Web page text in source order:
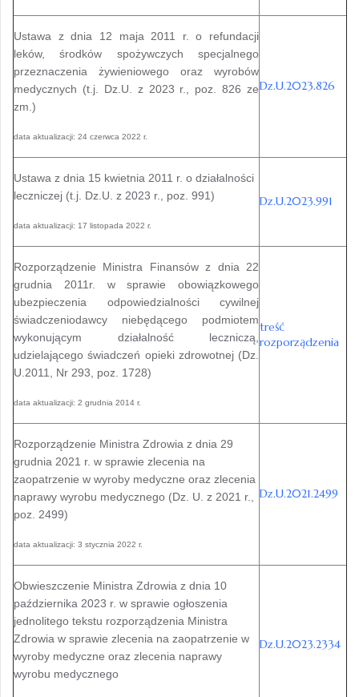
Ustawa z dnia 12 maja 2011 r. o refundacji
leków, środków spożywczych specjalnego
przeznaczenia żywieniowego oraz wyrobów
medycznych (t.j. Dz.U. z 2023 r., poz. 826 ze
zm.)
data aktualizacji: 24 czerwca 2022 r.
Dz.U.2023.826
Ustawa z dnia 15 kwietnia 2011 r. o działalności
leczniczej (t.j. Dz.U. z 2023 r., poz. 991)
data aktualizacji: 17 listopada 2022 r.
Dz.U.2023.991
Rozporządzenie Ministra Finansów z dnia 22
grudnia 2011r. w sprawie obowiązkowego
ubezpieczenia odpowiedzialności cywilnej
świadczeniodawcy niebędącego podmiotem
wykonującym działalność leczniczą,
udzielającego świadczeń opieki zdrowotnej (Dz.
U.2011, Nr 293, poz. 1728)
data aktualizacji: 2 grudnia 2014 r.
treść
rozporządzenia
Rozporządzenie Ministra Zdrowia z dnia 29
grudnia 2021 r. w sprawie zlecenia na
zaopatrzenie w wyroby medyczne oraz zlecenia
naprawy wyrobu medycznego (Dz. U. z 2021 r.,
poz. 2499)
data aktualizacji: 3 stycznia 2022 r.
Dz.U.2021.2499
Obwieszczenie Ministra Zdrowia z dnia 10
października 2023 r. w sprawie ogłoszenia
jednolitego tekstu rozporządzenia Ministra
Zdrowia w sprawie zlecenia na zaopatrzenie w
wyroby medyczne oraz zlecenia naprawy
wyrobu medycznego
Dz.U.2023.2334